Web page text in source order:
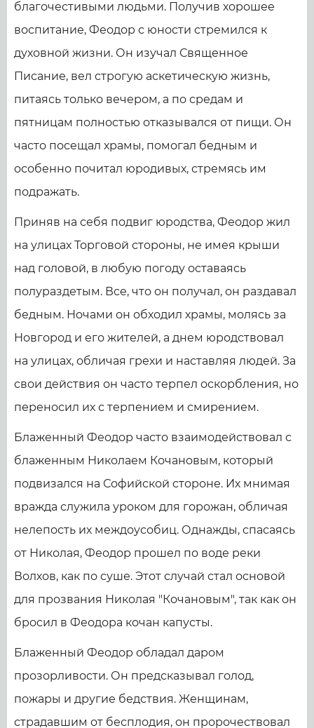
благочестивыми людьми. Получив хорошее
воспитание, Феодор с юности стремился к
духовной жизни. Он изучал Священное
Писание, вел строгую аскетическую жизнь,
питаясь только вечером, а по средам и
пятницам полностью отказывался от пищи. Он
часто посещал храмы, помогал бедным и
особенно почитал юродивых, стремясь им
подражать.
Приняв на себя подвиг юродства, Феодор жил
на улицах Торговой стороны, не имея крыши
над головой, в любую погоду оставаясь
полураздетым. Все, что он получал, он раздавал
бедным. Ночами он обходил храмы, молясь за
Новгород и его жителей, а днем юродствовал
на улицах, обличая грехи и наставляя людей. За
свои действия он часто терпел оскорбления, но
переносил их с терпением и смирением.
Блаженный Феодор часто взаимодействовал с
блаженным Николаем Кочановым, который
подвизался на Софийской стороне. Их мнимая
вражда служила уроком для горожан, обличая
нелепость их междоусобиц. Однажды, спасаясь
от Николая, Феодор прошел по воде реки
Волхов, как по суше. Этот случай стал основой
для прозвания Николая "Кочановым", так как он
бросил в Феодора кочан капусты.
Блаженный Феодор обладал даром
прозорливости. Он предсказывал голод,
пожары и другие бедствия. Женщинам,
страдавшим от бесплодия, он пророчествовал